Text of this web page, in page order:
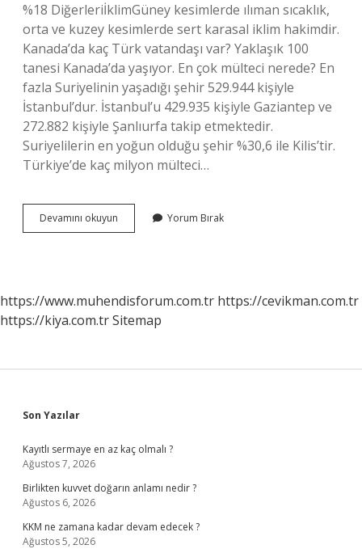
%18 DiğerleriİklimGüney kesimlerde ılıman sıcaklık,
orta ve kuzey kesimlerde sert karasal iklim hakimdir.
Kanada’da kaç Türk vatandaşı var? Yaklaşık 100
tanesi Kanada’da yaşıyor. En çok mülteci nerede? En
fazla Suriyelinin yaşadığı şehir 529.944 kişiyle
İstanbul’dur. İstanbul’u 429.935 kişiyle Gaziantep ve
272.882 kişiyle Şanlıurfa takip etmektedir.
Suriyelilerin en yoğun olduğu şehir %30,6 ile Kilis’tir.
Türkiye’de kaç milyon mülteci…
Devamını okuyun Kanadada
Kaç
Yorum Bırak
https://www.muhendisforum.com.tr https://cevikman.com.tr
https://kiya.com.trSitemap
Sidebar
Son Yazılar
Kayıtlı sermaye en az kaç olmalı ?
Ağustos 7, 2026
Birlikten kuvvet doğarın anlamı nedir ?
Ağustos 6, 2026
KKM ne zamana kadar devam edecek ?
Ağustos 5, 2026